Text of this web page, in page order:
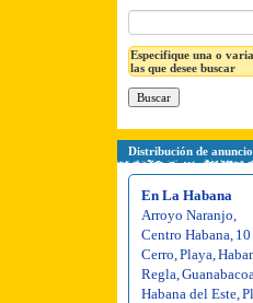
Especifique una o
las que desee buscar
Distribución de
En La Habana
Arroyo Naranjo
Centro Habana
Cerro Playa
Regla Guanabacoa
Habana del Este